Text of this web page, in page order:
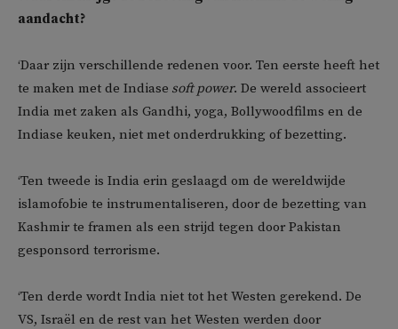
aandacht?
‘Daar zijn verschillende redenen voor. Ten eerste heeft het
te maken met de Indiase soft power. De wereld associeert
India met zaken als Gandhi, yoga, Bollywoodfilms en de
Indiase keuken, niet met onderdrukking of bezetting.
‘Ten tweede is India erin geslaagd om de wereldwijde
islamofobie te instrumentaliseren, door de bezetting van
Kashmir te framen als een strijd tegen door Pakistan
gesponsord terrorisme.
‘Ten derde wordt India niet tot het Westen gerekend. De
VS, Israël en de rest van het Westen werden door